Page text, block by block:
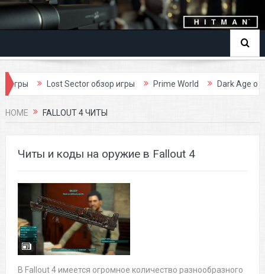
Lost Sector обзор игры Prime World Dark Age обзор
HOME FALLOUT 4 ЧИТЫ
Читы и коды на оружие в Fallout 4
В Fallout 4 имеется огромное количество разнообразного